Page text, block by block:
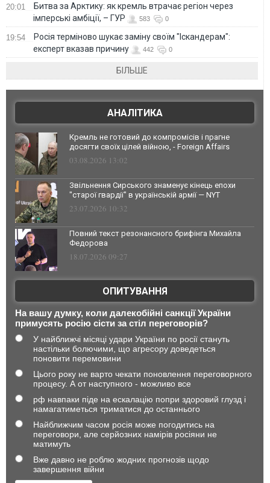
20:01
Битва за Арктику: як кремль втрачає регіон через
імперські амбіції, – ГУР
583 0
19:54
Росія терміново шукає заміну своїм "Іскандерам":
експерт вказав причину
442 0
БІЛЬШЕ
АНАЛІТИКА
Кремль не готовий до компромісів і прагне
досягти своїх цілей війною, - Foreign Affairs
03.08.2026 13:02
Звільнення Сирського знаменує кінець епохи
"старої гвардії" в українській армії — NYT
23.07.2026 10:32
Повний текст резонансного брифінга Михайла
Федорова
18.07.2026 09:27
ОПИТУВАННЯ
На вашу думку, коли далекобійні санкції України
примусять росію сісти за стіл переговорів?
У найближчі місяці удари України по росії стануть
настільки болючими, що агресору доведеться
поновити перемовини
Цього року не варто чекати поновлення переговорного
процесу. А от наступного - можливо все
рф навпаки піде на ескалацію попри здоровий глузд і
намагатиметься триматися до останнього
Найближчим часом росія може погодитись на
переговори, але серйозних намірів росіяни не
матимуть
Вже давно не роблю жодних прогнозів щодо
завершення війни